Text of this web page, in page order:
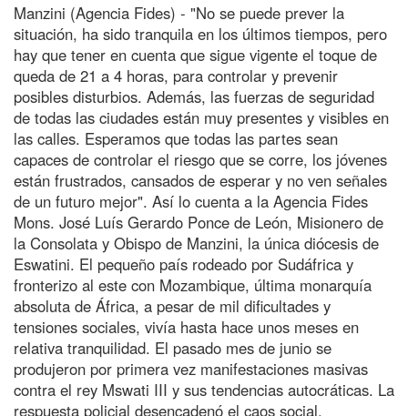
Manzini (Agencia Fides) - "No se puede prever la
situación, ha sido tranquila en los últimos tiempos, pero
hay que tener en cuenta que sigue vigente el toque de
queda de 21 a 4 horas, para controlar y prevenir
posibles disturbios. Además, las fuerzas de seguridad
de todas las ciudades están muy presentes y visibles en
las calles. Esperamos que todas las partes sean
capaces de controlar el riesgo que se corre, los jóvenes
están frustrados, cansados de esperar y no ven señales
de un futuro mejor". Así lo cuenta a la Agencia Fides
Mons. José Luís Gerardo Ponce de León, Misionero de
la Consolata y Obispo de Manzini, la única diócesis de
Eswatini. El pequeño país rodeado por Sudáfrica y
fronterizo al este con Mozambique, última monarquía
absoluta de África, a pesar de mil dificultades y
tensiones sociales, vivía hasta hace unos meses en
relativa tranquilidad. El pasado mes de junio se
produjeron por primera vez manifestaciones masivas
contra el rey Mswati III y sus tendencias autocráticas. La
respuesta policial desencadenó el caos social.